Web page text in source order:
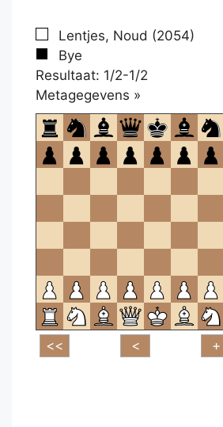
Lentjes, Noud (2054)
Bye
Resultaat: 1/2-1/2
Metagegevens »
om
te
openen.